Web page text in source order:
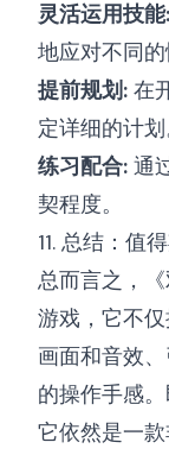
灵活运用技能:
地应对不同的
提前规划: 在
定详细的计划
练习配合: 通
契程度。
11. 总结：值
总而言之，
游戏，它不
画面和音效
的操作手感
它依然是一